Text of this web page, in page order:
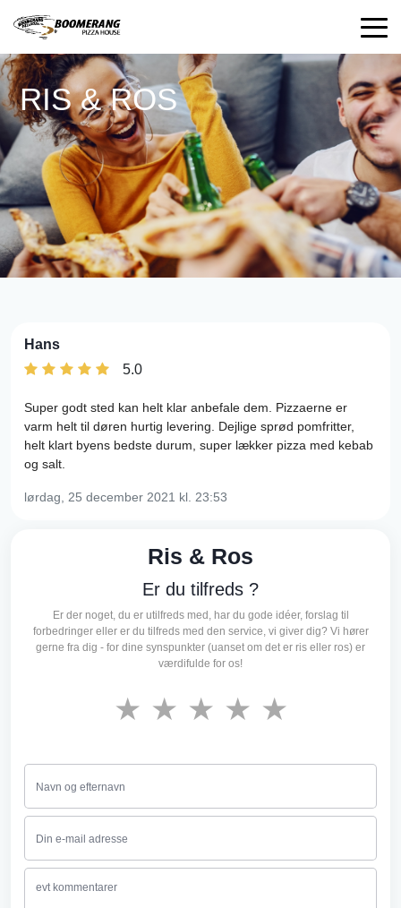
RIS & ROS
Hans
5.0
Super godt sted kan helt klar anbefale dem. Pizzaerne er
varm helt til døren hurtig levering. Dejlige sprød pomfritter,
helt klart byens bedste durum, super lækker pizza med kebab
og salt.
lørdag, 25 december 2021 kl. 23:53
Ris & Ros
Er du tilfreds ?
Er der noget, du er utilfreds med, har du gode idéer, forslag til
forbedringer eller er du tilfreds med den service, vi giver dig? Vi hører
gerne fra dig - for dine synspunkter (uanset om det er ris eller ros) er
værdifulde for os!
★
★
★
★
★